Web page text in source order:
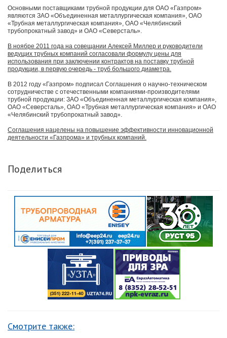
Основными поставщиками трубной продукции для ОАО «Газпром»
являются ЗАО «Объединенная металлургическая компания», ОАО
«Трубная металлургическая компания», ОАО «Челябинский
трубопрокатный завод» и ОАО «Северсталь».
В ноябре 2011 года на совещании Алексей Миллер и руководители
ведущих трубных компаний согласовали формулу цены для
использования при заключении контрактов на поставку трубной
продукции, в первую очередь - труб большого диаметра.
В 2012 году «Газпром» подписал Соглашения о научно-техническом
сотрудничестве с отечественными компаниями-производителями
трубной продукции: ЗАО «Объединенная металлургическая компания»,
ОАО «Северсталь», ОАО «Трубная металлургическая компания» и ОАО
«Челябинский трубопрокатный завод».
Соглашения нацелены на повышение эффективности инновационной
деятельности «Газпрома» и трубных компаний.
Поделиться
Смотрите также: